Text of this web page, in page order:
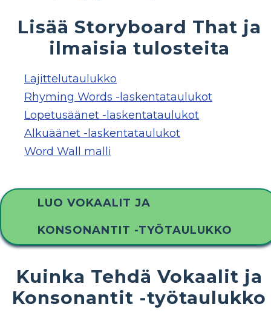
Lisää Storyboard That ja
ilmaisia ​​tulosteita
Lajittelutaulukko
Rhyming Words -laskentataulukot
Lopetusäänet -laskentataulukot
Alkuäänet -laskentataulukot
Word Wall malli
LUO VOKAALIT JA
KONSONANTIT -TYÖTAULUKKO
Kuinka Tehdä Vokaalit ja
Konsonantit -työtaulukko